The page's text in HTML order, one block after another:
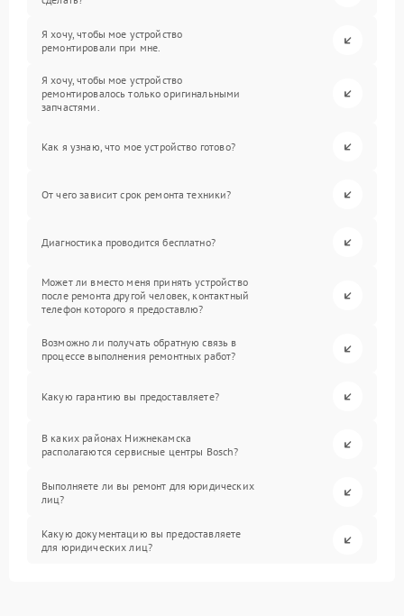
Я хочу, чтобы мое устройство
ремонтировали при мне.
Я хочу, чтобы мое устройство
ремонтировалось только оригинальными
запчастями.
Как я узнаю, что мое устройство готово?
От чего зависит срок ремонта техники?
Диагностика проводится бесплатно?
Может ли вместо меня принять устройство
после ремонта другой человек, контактный
телефон которого я предоставлю?
Возможно ли получать обратную связь в
процессе выполнения ремонтных работ?
Какую гарантию вы предоставляете?
В каких районах Нижнекамска
располагаются сервисные центры Bosch?
Выполняете ли вы ремонт для юридических
лиц?
Какую документацию вы предоставляете
для юридических лиц?